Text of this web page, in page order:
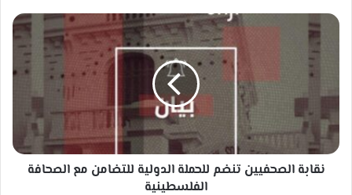
نقابة
الصحفيين
تنضم
للحملة
للتضامن
مع
الصحافة
الفلسطينية
نقابة الصحفيين تنضم للحملة الدولية للتضامن مع الصحافة
الفلسطينية